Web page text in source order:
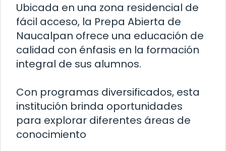
Ubicada en una zona residencial de
fácil acceso, la Prepa Abierta de
Naucalpan ofrece una educación de
calidad con énfasis en la formación
integral de sus alumnos.
Con programas diversificados, esta
institución brinda oportunidades
para explorar diferentes áreas de
conocimiento